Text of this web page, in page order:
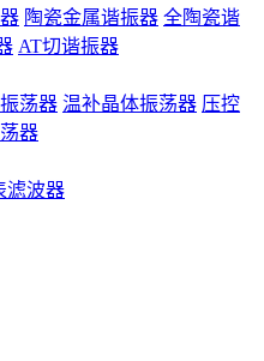
陶瓷金属谐振器 全陶瓷谐
AT切谐振器
荡器 温补晶体振荡器 压控
器
滤波器